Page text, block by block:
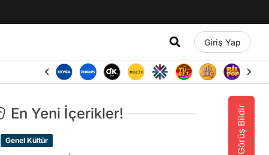
Giriş Yap
Görüş Bildir
En Yeni İçerikler!
Genel Kültür